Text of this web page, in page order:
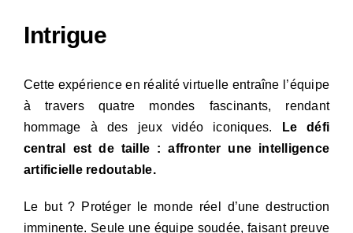
Intrigue
Cette expérience en réalité virtuelle entraîne l’équipe
à travers quatre mondes fascinants, rendant
hommage à des jeux vidéo iconiques.
Le défi
central est de taille : affronter une intelligence
artificielle redoutable.
Le but ? Protéger le monde réel d’une destruction
imminente. Seule une équipe soudée, faisant preuve